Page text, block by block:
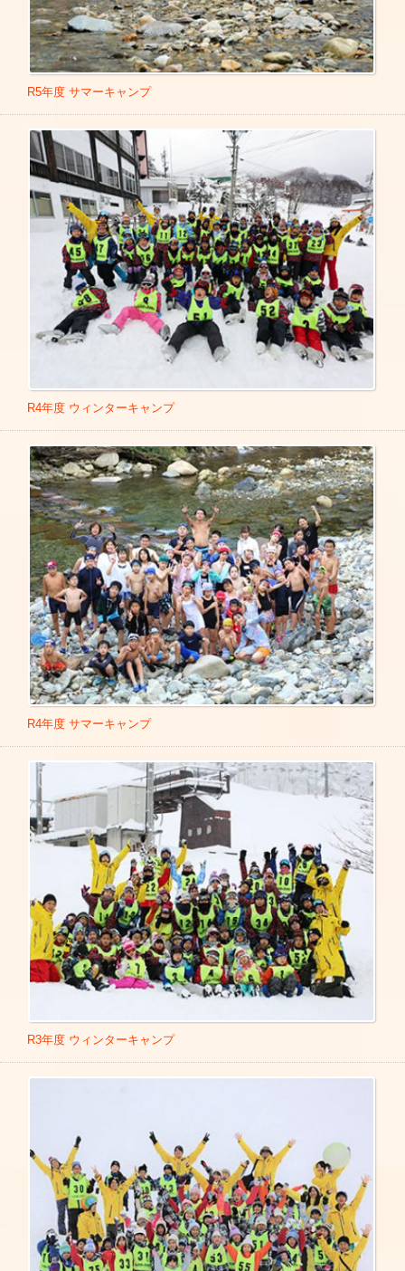
R5年度 サマーキャンプ
R4年度 ウィンターキャンプ
R4年度 サマーキャンプ
R3年度 ウィンターキャンプ